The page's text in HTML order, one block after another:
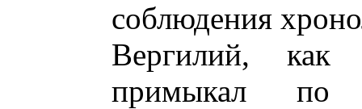
соблюдения
Вергилий,
примыкал по